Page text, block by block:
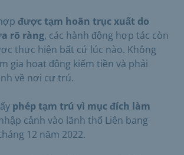
được tạm hoãn trục xuất do
rõ ràng, các hành động hợp tác còn
thực hiện bất cứ lúc nào. Không
gia hoạt động kiếm tiền và phải
về nơi cư trú.
phép tạm trú vì mục đích làm
cảnh vào lãnh thổ Liên bang
12 năm 2022.